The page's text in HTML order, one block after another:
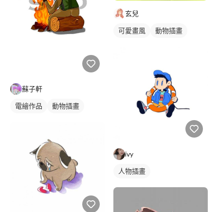
蘇子軒
電繪作品 動物插畫
玄兒
可愛畫風 動物插畫
ivy
人物插畫